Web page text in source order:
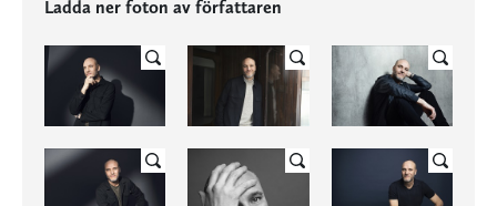
Ladda ner foton av författaren